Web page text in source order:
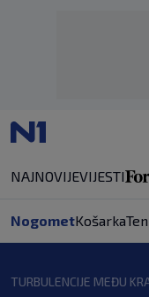
NAJNOVIJEVIJESTI
NogometKošarka
TURBULENCIJE MEĐU